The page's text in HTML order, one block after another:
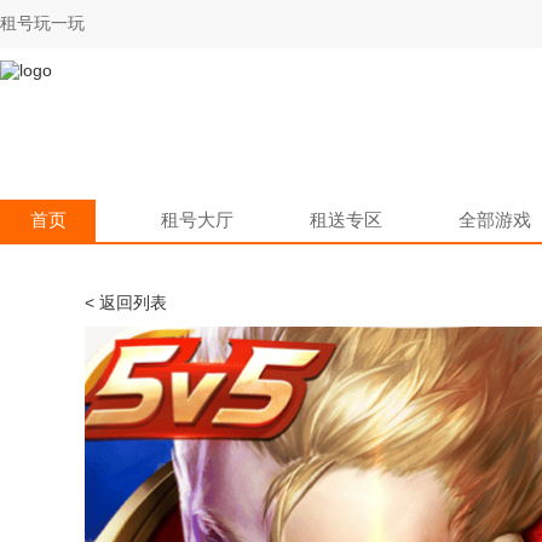
租号玩一玩
首页 租号大厅 租送专区 全部游戏
< 返回列表